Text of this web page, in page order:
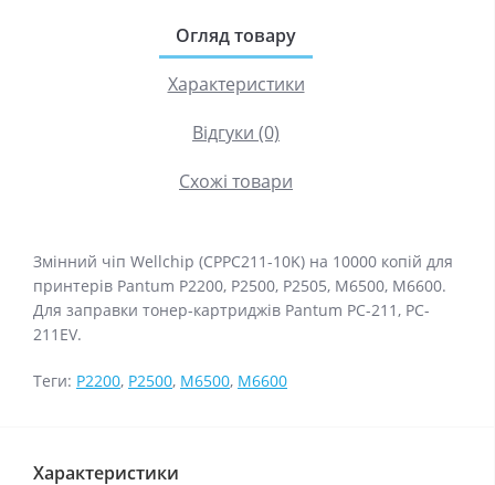
Огляд товару
Характеристики
Відгуки (0)
Схожі товари
Змінний чіп Wellchip (CPPC211-10K) на 10000 копій для
принтерів Pantum P2200, P2500, P2505, M6500, M6600.
Для заправки тонер-картриджiв Pantum PC-211, PC-
211EV.
Теги: P2200, P2500, M6500, M6600
Характеристики